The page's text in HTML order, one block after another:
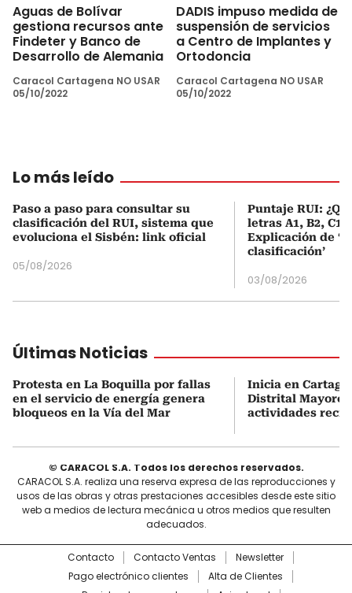
Aguas de Bolívar
gestiona recursos ante
Findeter y Banco de
Desarrollo de Alemania
Caracol Cartagena NO USAR
05/10/2022
DADIS impuso medida de
suspensión de servicios
a Centro de Implantes y
Ortodoncia
Caracol Cartagena NO USAR
05/10/2022
Lo más leído
Paso a paso para consultar su
clasificación del RUI, sistema que
evoluciona el Sisbén: link oficial
05/08/2026
Puntaje RUI:
letras A1, B2, C1
Explicación de
clasificación’
03/08/2026
Últimas Noticias
Protesta en La Boquilla por fallas
en el servicio de energía genera
bloqueos en la Vía del Mar
Inicia en
Distrital Mayores
actividades
© CARACOL S.A. Todos los derechos reservados.
CARACOL S.A. realiza una reserva expresa de las reproducciones y
usos de las obras y otras prestaciones accesibles desde este sitio
web a medios de lectura mecánica u otros medios que resulten
adecuados.
Contacto Contacto Ventas
Newsletter
Pago electrónico clientes
Alta de Clientes